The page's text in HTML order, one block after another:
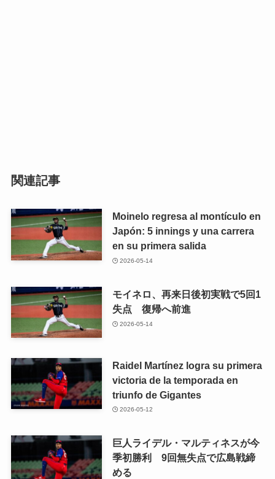
関連記事
Moinelo regresa al montículo en
Japón: 5 innings y una carrera
en su primera salida
2026-05-14
モイネロ、再来日後初実戦で5回1
失点 復帰へ前進
2026-05-14
Raidel Martínez logra su primera
victoria de la temporada en
triunfo de Gigantes
2026-05-12
巨人ライデル・マルティネスが今
季初勝利 9回無失点で広島戦締
める